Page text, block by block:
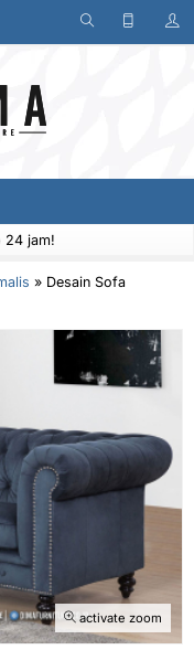
24 jam!
» Desain Sofa
activate zoom